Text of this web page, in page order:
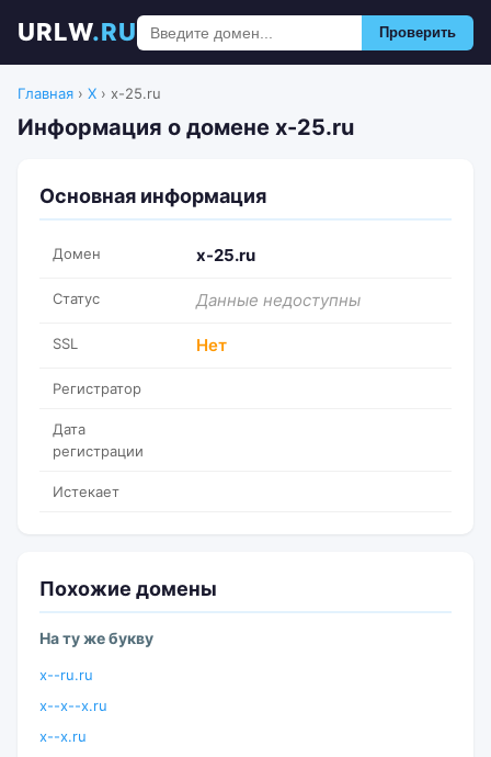
URLW.RU Проверить
Главная › X › x-25.ru
Информация о домене x-25.ru
Основная информация
Домен x-25.ru
Статус Данные недоступны
SSL Нет
Регистратор
Дата
регистрации
Истекает
Похожие домены
На ту же букву
x--ru.ru
x--x--x.ru
x--x.ru